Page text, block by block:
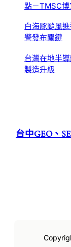
點－TMSC博
白海豚颱風
警發布關鍵
台灣在地半
製造升級
台中GEO、